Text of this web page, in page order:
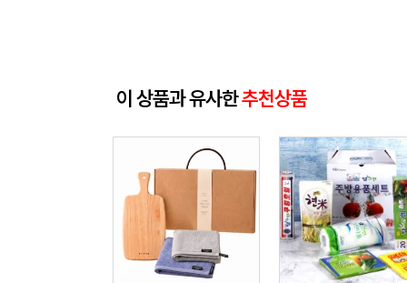
이 상품과 유사한추천상품